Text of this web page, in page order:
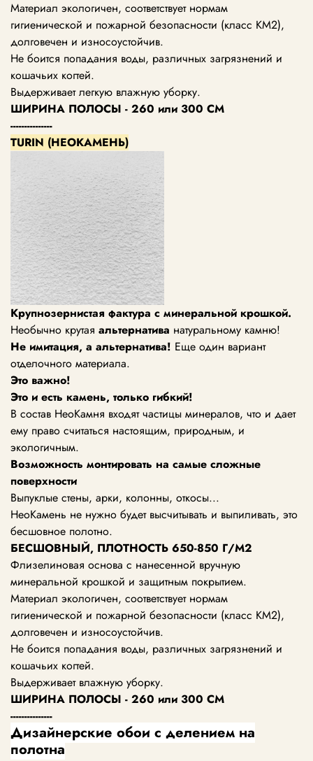
Материал экологичен, соответствует нормам
гигиенической и пожарной безопасности (класс KM2),
долговечен и износоустойчив.
Не боится попадания воды, различных загрязнений и
кошачьих когтей.
Выдерживает легкую влажную уборку.
ШИРИНА ПОЛОСЫ - 260 или 300 СМ
---------------
TURIN (НЕОКАМЕНЬ)
Крупнозернистая фактура с минеральной крошкой.
Необычно крутая альтернатива натуральному камню!
Не имитация, а альтернатива! Еще один вариант
отделочного материала.
Это важно!
Это и есть камень, только гибкий!
В состав НеоКамня входят частицы минералов, что и дает
ему право считаться настоящим, природным, и
экологичным.
Возможность монтировать на самые сложные
поверхности
Выпуклые стены, арки, колонны, откосы...
НеоКамень не нужно будет высчитывать и выпиливать, это
бесшовное полотно.
БЕСШОВНЫЙ, ПЛОТНОСТЬ 650-850 Г/М2
Флизелиновая основа с нанесенной вручную
минеральной крошкой и защитным покрытием.
Материал экологичен, соответствует нормам
гигиенической и пожарной безопасности (класс KM2),
долговечен и износоустойчив.
Не боится попадания воды, различных загрязнений и
кошачьих когтей.
Выдерживает влажную уборку.
ШИРИНА ПОЛОСЫ - 260 или 300 СМ
---------------
Дизайнерские обои с делением на
полотна